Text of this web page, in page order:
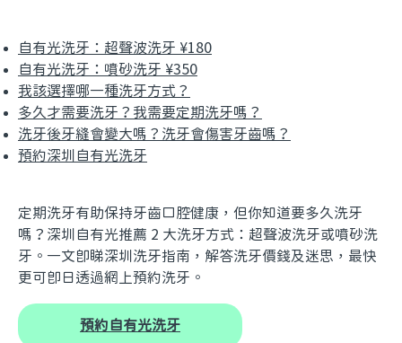
自有光洗牙：超聲波洗牙 ¥180
自有光洗牙：噴砂洗牙 ¥350
我該選擇哪一種洗牙方式？
多久才需要洗牙？我需要定期洗牙嗎？
洗牙後牙縫會變大嗎？洗牙會傷害牙齒嗎？
預約深圳自有光洗牙
定期洗牙有助保持牙齒口腔健康，但你知道要多久洗牙
嗎？深圳自有光推薦 2 大洗牙方式：超聲波洗牙或噴砂洗
牙。一文即睇深圳洗牙指南，解答洗牙價錢及迷思，最快
更可即日透過網上預約洗牙。
預約自有光洗牙